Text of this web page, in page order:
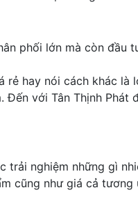
phối lớn mà còn đầu
hay nói cách khác
với Tân Thịnh Phát
trải nghiệm những gì
cũng như giá cả